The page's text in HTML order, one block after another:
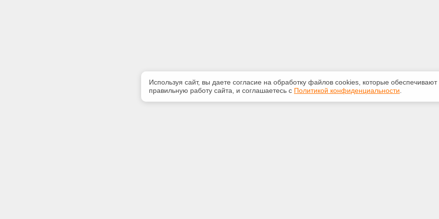
Используя сайт, вы даете согласие на обработку файлов сооkiеs, которые обеспечивают
правильную работу сайта, и соглашаетесь с Политикой конфиденциальности